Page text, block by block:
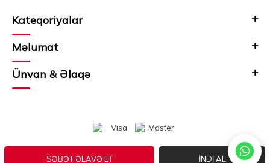
SƏBƏT ƏLAVƏ ET İNDI AL
Kateqoriyalar
Məlumat
Ünvan & Əlaqə